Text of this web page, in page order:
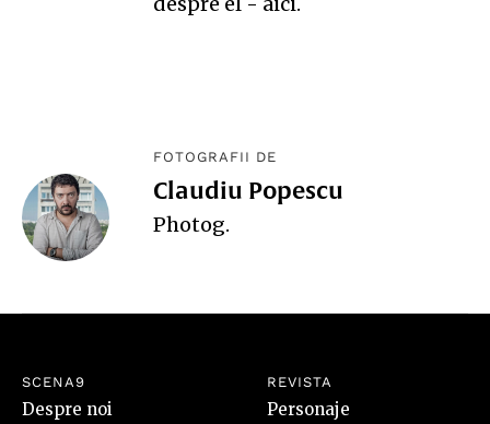
FOTOGRAFII DE
Claudiu Popescu
Photog.
SCENA9
Despre noi
REVISTA
Personaje